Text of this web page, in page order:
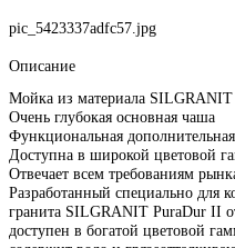
pic_5423337adfc57.jpg
Описание
Мойка из материала
Очень глубокая основная чаша
Функциональная
Доступна в широкой цветовой
Отвечает всем требованиям
Разработанный специально для
гранита SILGRANIT PuraDur II
доступен в богатой цветовой